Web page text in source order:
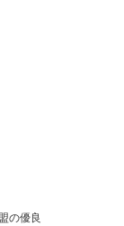
の優良